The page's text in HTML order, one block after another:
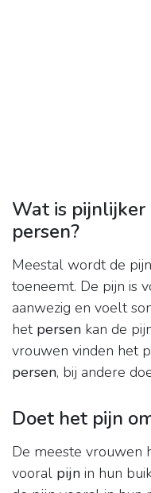
Wat is
persen?
Meestal wordt de
toeneemt. De pijn is
aanwezig en voelt
het persen kan de
vrouwen vinden het
persen, bij andere
Doet het pijn
De meeste vrouwen
vooral pijn in hun